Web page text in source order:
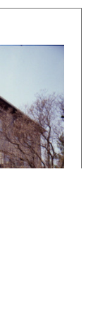
Baukunst.
č. / no. 11,
en
DOBY.